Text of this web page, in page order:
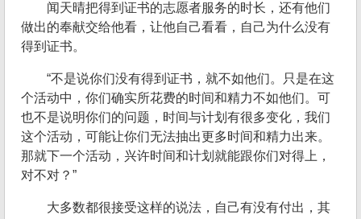
闻天晴把得到证书的志愿者服务的时长，还有他们
做出的奉献交给他看，让他自己看看，自己为什么没有
得到证书。
“不是说你们没有得到证书，就不如他们。只是在这
个活动中，你们确实所花费的时间和精力不如他们。可
也不是说明你们的问题，时间与计划有很多变化，我们
这个活动，可能让你们无法抽出更多时间和精力出来。
那就下一个活动，兴许时间和计划就能跟你们对得上，
对不对？”
大多数都很接受这样的说法，自己有没有付出，其